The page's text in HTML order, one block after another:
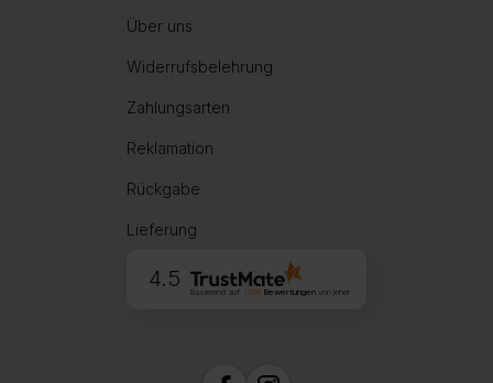
Über uns
Widerrufsbelehrung
Zahlungsarten
Reklamation
Rückgabe
Lieferung
4.5
Basierend auf 1998Bewertungen von jeher